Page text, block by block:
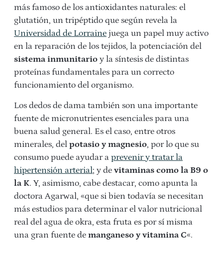
más famoso de los antioxidantes naturales: el
glutatión, un tripéptido que según revela la
Universidad de Lorraine juega un papel muy activo
en la reparación de los tejidos, la potenciación del
sistema inmunitario y la síntesis de distintas
proteínas fundamentales para un correcto
funcionamiento del organismo.
Los dedos de dama también son una importante
fuente de micronutrientes esenciales para una
buena salud general. Es el caso, entre otros
minerales, del potasio y magnesio, por lo que su
consumo puede ayudar a prevenir y tratar la
hipertensión arterial; y de vitaminas como la B9 o
la K. Y, asimismo, cabe destacar, como apunta la
doctora Agarwal, «que si bien todavía se necesitan
más estudios para determinar el valor nutricional
real del agua de okra, esta fruta es por sí misma
una gran fuente de manganeso y vitamina C«.